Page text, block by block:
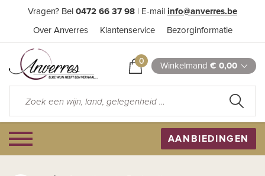
Vragen? Bel 0472 66 37 98 | E-mail info@anverres.be
Over Anverres Klantenservice Bezorginformatie
0 Winkelmand € 0,00
AANBIEDINGEN